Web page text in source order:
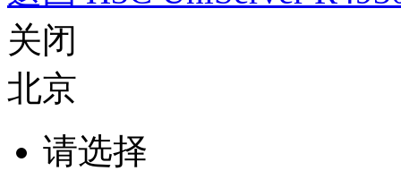
关闭
北京
请选择